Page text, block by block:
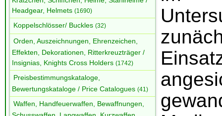
Headgear, Helmets (1690)
Koppelschlösser/ Buckles (32)
Orden, Auszeichnungen, Ehrenzeichen,
Effekten, Dekorationen, Ritterkreuzträger /
Insignias, Knights Cross Holders (1742)
Preisbestimmungskataloge,
Bewertungskataloge / Price Catalogues (41)
Waffen, Handfeuerwaffen, Bewaffnungen,